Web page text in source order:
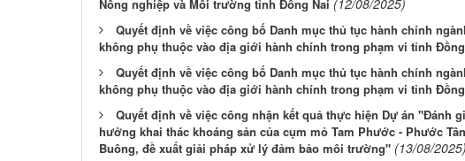
Nông nghiệp và Môi trường tỉnh Đồng Nai
Quyết định về việc công bố Danh mục thủ tục hành chính
không phụ thuộc vào địa giới hành chính trong phạm vi tỉnh
Quyết định về việc công bố Danh mục thủ tục hành chính
không phụ thuộc vào địa giới hành chính trong phạm vi tỉnh
Quyết định về việc công nhận kết quả thực hiện Dự án "Đánh
hưởng khai thác khoáng sản của cụm mỏ Tam Phước - Phước
Buông, đề xuất giải pháp xử lý đảm bảo môi trường" (13/08/2025)